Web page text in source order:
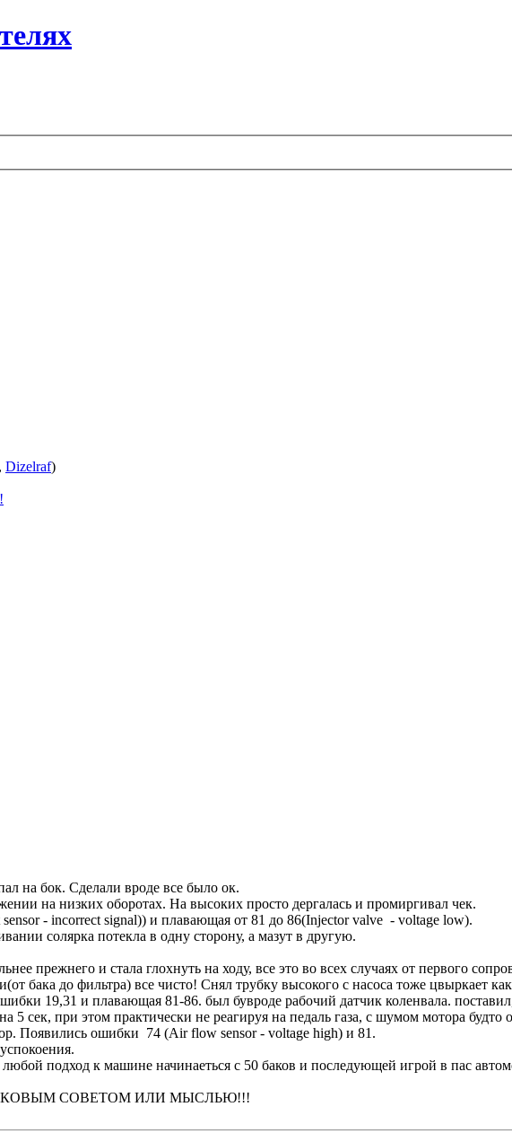
, Dizelraf)
на бок. Сделали вроде все было ок.
на низких оборотах. На высоких просто дергалась и промиргивал чек.
- incorrect signal)) и плавающая от 81 до 86(Injector valve - voltage low).
солярка потекла в одну сторону, а мазут в другую.
прежнего и стала глохнуть на ходу, все это во всех случаях от первого
бака до фильтра) все чисто! Снял трубку высокого с насоса тоже цвыркает
19,31 и плавающая 81-86. был бувроде рабочий датчик коленвала.
5 сек, при этом практически не реагируя на педаль газа, с шумом мотора будто
Появились ошибки 74 (Air flow sensor - voltage high) и 81.
подход к машине начинаеться с 50 баков и последующей игрой в пас
СОВЕТОМ ИЛИ МЫСЛЬЮ!!!